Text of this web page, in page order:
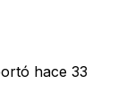
hace 33